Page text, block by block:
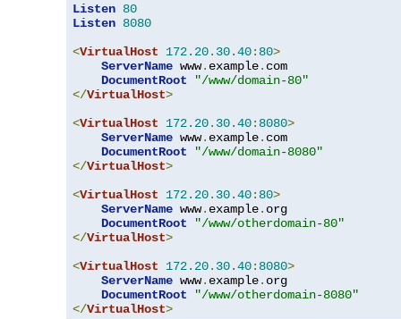
Listen 80
Listen 8080
<VirtualHost 172.20. 30.40: 80>
ServerName www. example. com
DocumentRoot
"/www/domain-80"
</VirtualHost>
<VirtualHost 172.20. 30.40: 8080>
ServerName www. example. com
DocumentRoot
"/www/domain-8080"
</VirtualHost>
<VirtualHost 172.20. 30.40: 80>
ServerName www. example. org
DocumentRoot
"/www/otherdomain-80"
</VirtualHost>
<VirtualHost 172.20. 30.40: 8080>
ServerName www. example. org
DocumentRoot
"/www/otherdomain-8080"
</VirtualHost>